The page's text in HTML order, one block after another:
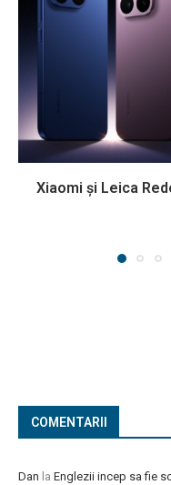
Xiaomi și Leica
COMENTARII
Dan la Englezii incep sa fie